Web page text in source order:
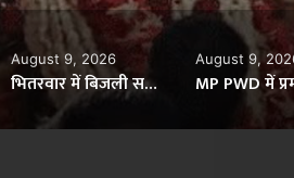
August 9, 2026
MP PWD में प्रमोशन फाइलों में हेराफेरी का आरोप, PS सुखवीर सिंह ने SO दयानंद उपाध्याय को हटाया
August 9,